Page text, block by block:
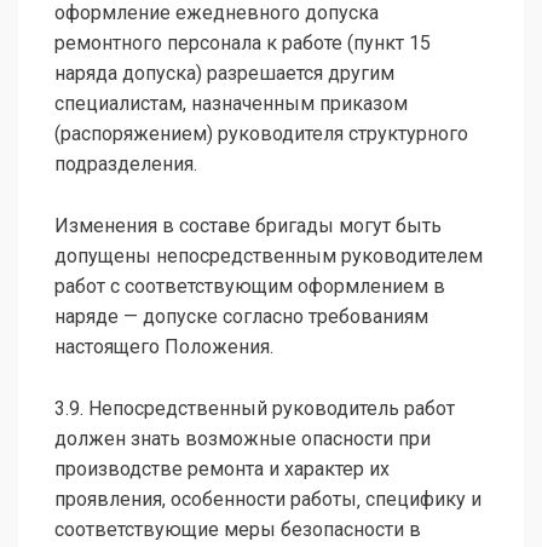
оформление ежедневного допуска
ремонтного персонала к работе (пункт 15
наряда допуска) разрешается другим
специалистам, назначенным приказом
(распоряжением) руководителя структурного
подразделения.
Изменения в составе бригады могут быть
допущены непосредственным руководителем
работ с соответствующим оформлением в
наряде — допуске согласно требованиям
настоящего Положения.
3.9. Непосредственный руководитель работ
должен знать возможные опасности при
производстве ремонта и характер их
проявления, особенности работы‚ специфику и
соответствующие меры безопасности в